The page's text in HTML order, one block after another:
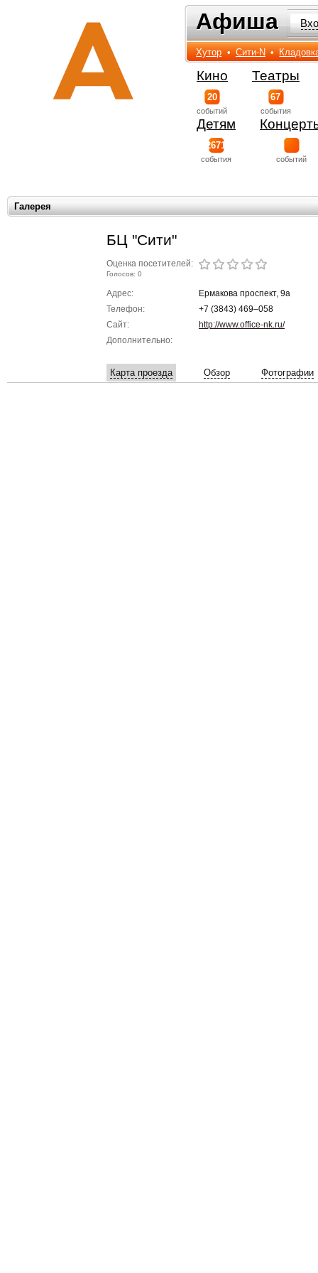
Афиша
Афиша
Хутор • Сити-N •
Кино
20
событий
Театры
67
события
Детям
2671
события событий
Галерея
БЦ "Сити"
Оценка посетителей:
Голосов: 0
Адрес:
Ермакова проспект, 9а
Телефон:
+7 (3843) 469‒058
Сайт:
http://www.office-nk.ru/
Дополнительно:
Карта проезда Обзор Фотографии